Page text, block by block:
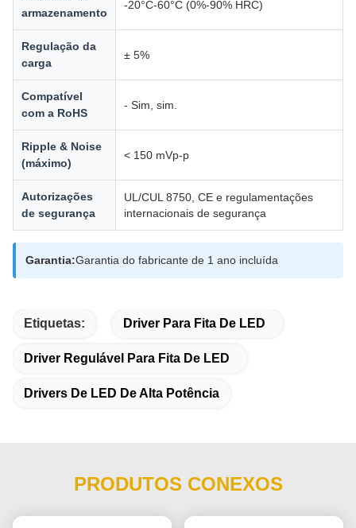
armazenamento
-20°C-60°C (0%-90% HRC)
Regulação da
carga
± 5%
Compatível
com a RoHS
- Sim, sim.
Ripple & Noise
(máximo)
< 150 mVp-p
Autorizações
de segurança
UL/CUL 8750, CE e regulamentações
internacionais de segurança
Garantia:Garantia do fabricante de 1 ano incluída
Etiquetas: Driver Para Fita De LED
Driver Regulável Para Fita De LED
Drivers De LED De Alta Potência
PRODUTOS CONEXOS